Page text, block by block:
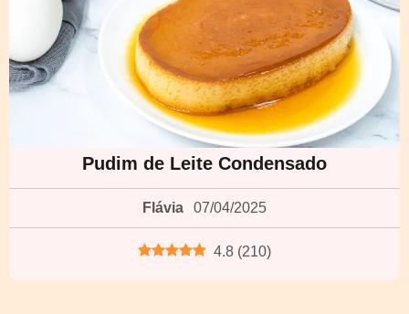
Pudim de Leite Condensado
Flávia 07/04/2025
4.8 (210)